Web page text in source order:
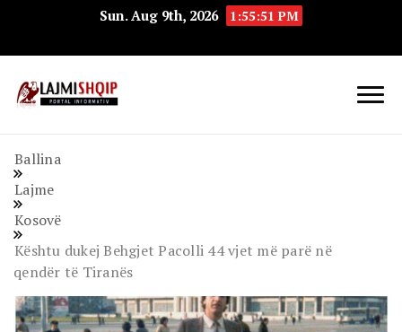
Sun. Aug 9th, 2026 1:55:52 PM
Ballina
Lajme
Kosovë
Kështu dukej Behgjet Pacolli 44 vjet më parë në
qendër të Tiranës